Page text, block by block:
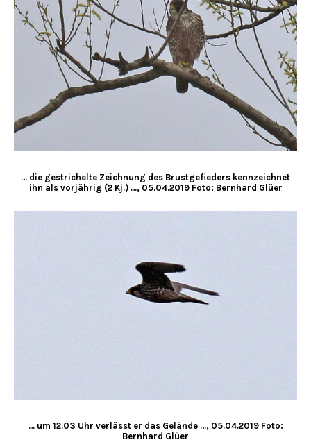
… die gestrichelte Zeichnung des Brustgefieders kennzeichnet
ihn als vorjährig (2 Kj.) …, 05.04.2019 Foto: Bernhard Glüer
… um 12.03 Uhr verlässt er das Gelände …, 05.04.2019 Foto:
Bernhard Glüer